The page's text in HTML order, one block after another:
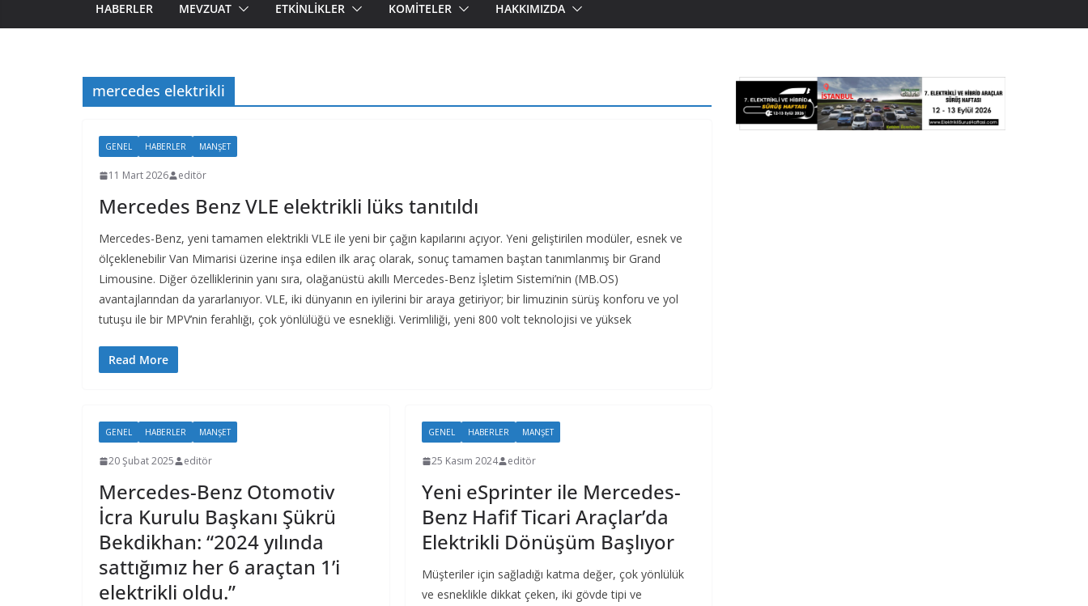
HABERLER MEVZUAT ETKINLIKLER KOMITELER HAKKIMIZDA
mercedes elektrikli
GENEL HABERLER MANŞET
11 Mart 2026 editör
Mercedes Benz VLE elektrikli lüks tanıtıldı
Mercedes-Benz, yeni tamamen elektrikli VLE ile yeni bir çağın kapılarını açıyor. Yeni geliştirilen modüler, esnek ve
ölçeklenebilir Van Mimarisi üzerine inşa edilen ilk araç olarak, sonuç tamamen baştan tanımlanmış bir Grand
Limousine. Diğer özelliklerinin yanı sıra, olağanüstü akıllı Mercedes-Benz İşletim Sistemi’nin (MB.OS)
avantajlarından da yararlanıyor. VLE, iki dünyanın en iyilerini bir araya getiriyor; bir limuzinin sürüş konforu ve yol
tutuşu ile bir MPV’nin ferahlığı, çok yönlülüğü ve esnekliği. Verimliliği, yeni 800 volt teknolojisi ve yüksek
Read More
GENEL HABERLER MANŞET
20 Şubat 2025 editör
Mercedes-Benz Otomotiv
İcra Kurulu Başkanı Şükrü
Bekdikhan: “2024 yılında
sattığımız her 6 araçtan 1’i
elektrikli oldu.”
GENEL HABERLER MANŞET
25 Kasım 2024 editör
Yeni eSprinter ile Mercedes-
Benz Hafif Ticari Araçlar’da
Elektrikli Dönüşüm Başlıyor
Müşteriler için sağladığı katma değer, çok yönlülük
ve esneklikle dikkat çeken, iki gövde tipi ve